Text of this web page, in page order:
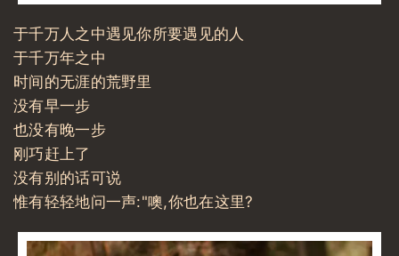
于千万人之中遇见你所要遇见的人
于千万年之中
时间的无涯的荒野里
没有早一步
也没有晚一步
刚巧赶上了
没有别的话可说
惟有轻轻地问一声:"噢,你也在这里?